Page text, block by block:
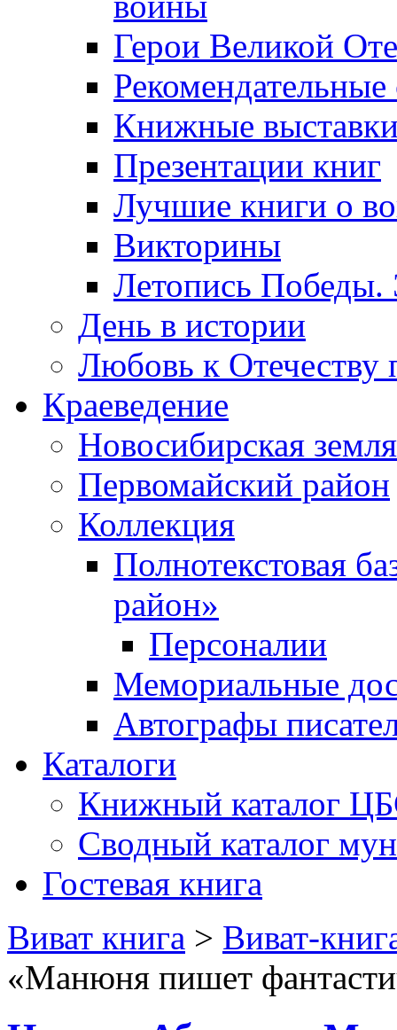
Герои Великой
Рекомендательные
Книжные
Презентации книг
Лучшие книги о
Викторины
Летопись Победы.
День в истории
Любовь к Отечеству
Краеведение
Новосибирская земля
Первомайский район
Коллекция
Полнотекстовая
район»
Персоналии
Мемориальные
Автографы
Каталоги
Книжный каталог
Сводный каталог
Гостевая книга
Виват книга > Виват-
«Манюня пишет